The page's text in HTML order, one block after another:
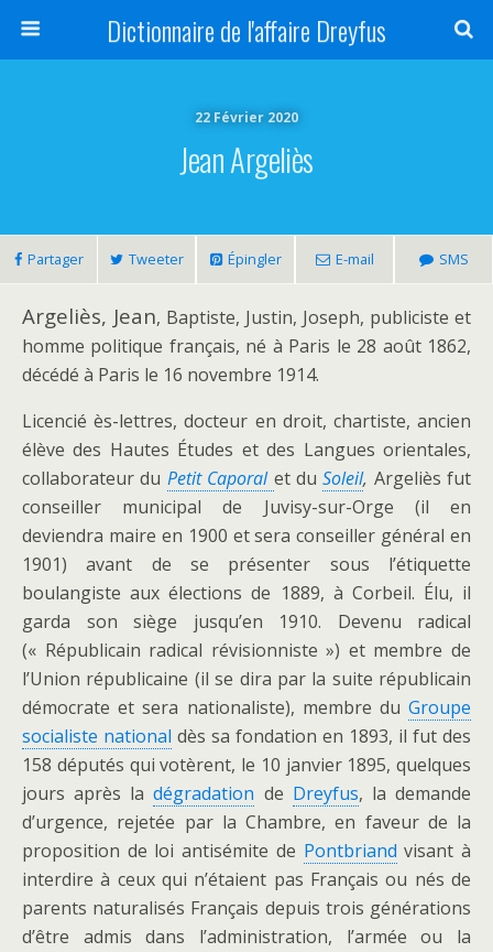
Dictionnaire de l'affaire Dreyfus
22 Février 2020
Jean Argeliès
Partager Tweeter Épingler E-mail SMS
Argeliès, Jean, Baptiste, Justin, Joseph, publiciste et
homme politique français, né à Paris le 28 août 1862,
décédé à Paris le 16 novembre 1914.
Licencié ès-lettres, docteur en droit, chartiste, ancien
élève des Hautes Études et des Langues orientales,
collaborateur du Petit Caporal et duSoleil, Argeliès fut
conseiller municipal de Juvisy-sur-Orge (il en
deviendra maire en 1900 et sera conseiller général en
1901) avant de se présenter sous l’étiquette
boulangiste aux élections de 1889, à Corbeil. Élu, il
garda son siège jusqu’en 1910. Devenu radical
(« Républicain radical révisionniste ») et membre de
l’Union républicaine (il se dira par la suite républicain
démocrate et sera nationaliste), membre du Groupe
socialiste national dès sa fondation en 1893, il fut des
158 députés qui votèrent, le 10 janvier 1895, quelques
jours après ladégradation de Dreyfus, la demande
d’urgence, rejetée par la Chambre, en faveur de la
proposition de loi antisémite de Pontbriand visant à
interdire à ceux qui n’étaient pas Français ou nés de
parents naturalisés Français depuis trois générations
d’être admis dans l’administration, l’armée ou la